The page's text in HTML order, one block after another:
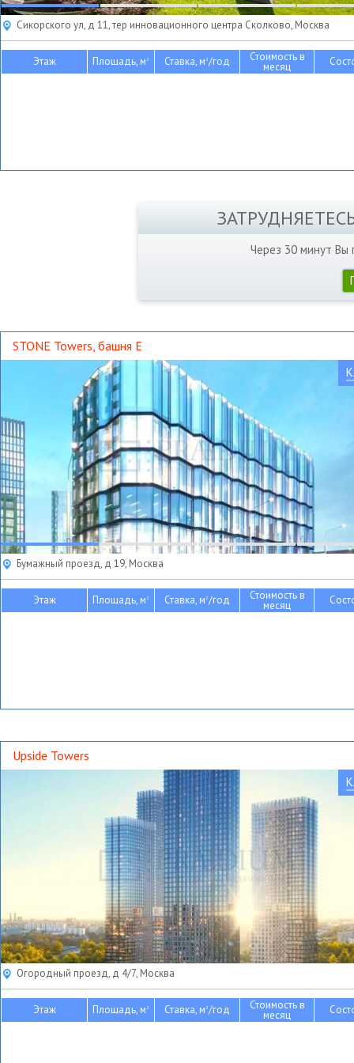
Сикорского ул, д 11, тер инновационного центра Сколково, Москва
Этаж Площадь, м2 Ставка, м2/год Стоимость в
месяц
Через 30 минут Вы
STONE Towers, башня Е
Бумажный проезд, д 19, Москва
Этаж Площадь, м2 Ставка, м2/год Стоимость в
месяц
Upside Towers
Огородный проезд, д 4/7, Москва
Этаж Площадь, м2 Ставка, м2/год Стоимость в
месяц